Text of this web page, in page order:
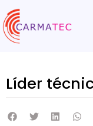
Líder